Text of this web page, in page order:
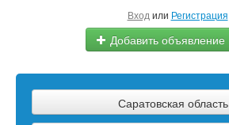
Вход или Регистрация
Добавить объявление
Сырье
Саратовская область